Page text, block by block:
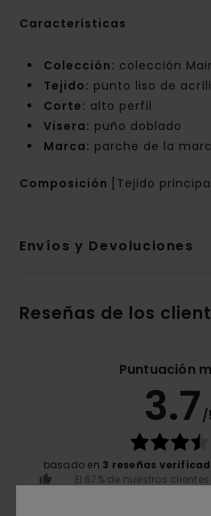
Características
Colección: colección
Tejido: punto liso de
Corte: alto perfil
Visera: puño doblado
Marca: parche de la
Composición [Tejido
Envíos y Devoluciones
Reseñas de los
Puntuación
3.7/
basado en 3 reseñas
El 67% de nuestros